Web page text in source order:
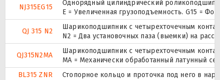
NJ315EG15
Однорядный цилиндрический
E = Увеличенная грузоподъемность. G15 =
QJ 315 N2
Шарикоподшипник с четырехточечным
N2 = Два установочных паза (выемки) на
QJ315N2MA
Шарикоподшипник с четырехточечным
MA = Механически обработанный латунный
BL315 ZNR
Стопорное кольцо и проточка под него в